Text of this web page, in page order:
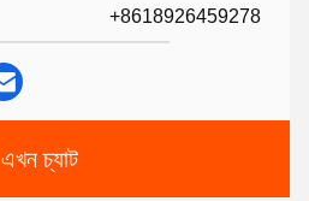
+8618926459278
এখন চ্যাট